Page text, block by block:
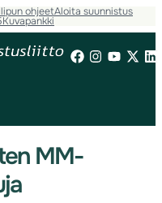
ohjeetAloita suunnistus
Kuvapankki
MM-